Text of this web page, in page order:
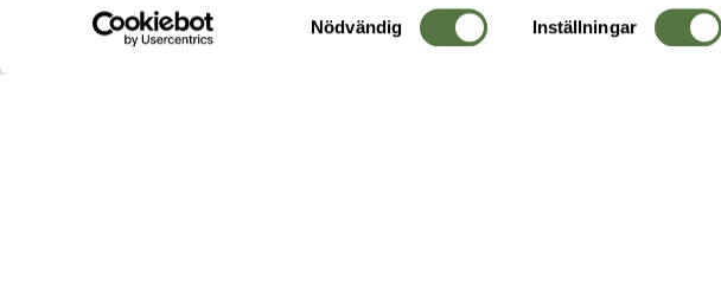
Samtyckesval
Nödvändig Inställningar